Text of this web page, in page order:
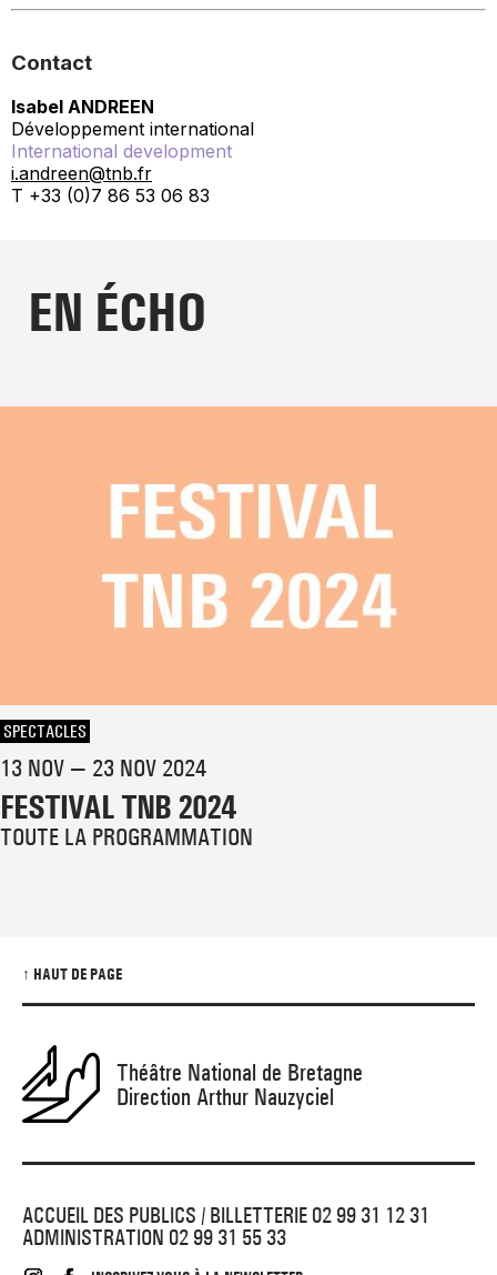
Contact
Isabel ANDREEN
Développement international
International development
i.andreen@tnb.fr
T +33 (0)7 86 53 06 83
EN ÉCHO
SPECTACLES
13 NOV — 23 NOV 2024
FESTIVAL TNB 2024
TOUTE LA PROGRAMMATION
↑ HAUT DE PAGE
Théâtre National de Bretagne
Direction Arthur Nauzyciel
ACCUEIL DES PUBLICS / BILLETTERIE 02 99 31 12 31
ADMINISTRATION 02 99 31 55 33